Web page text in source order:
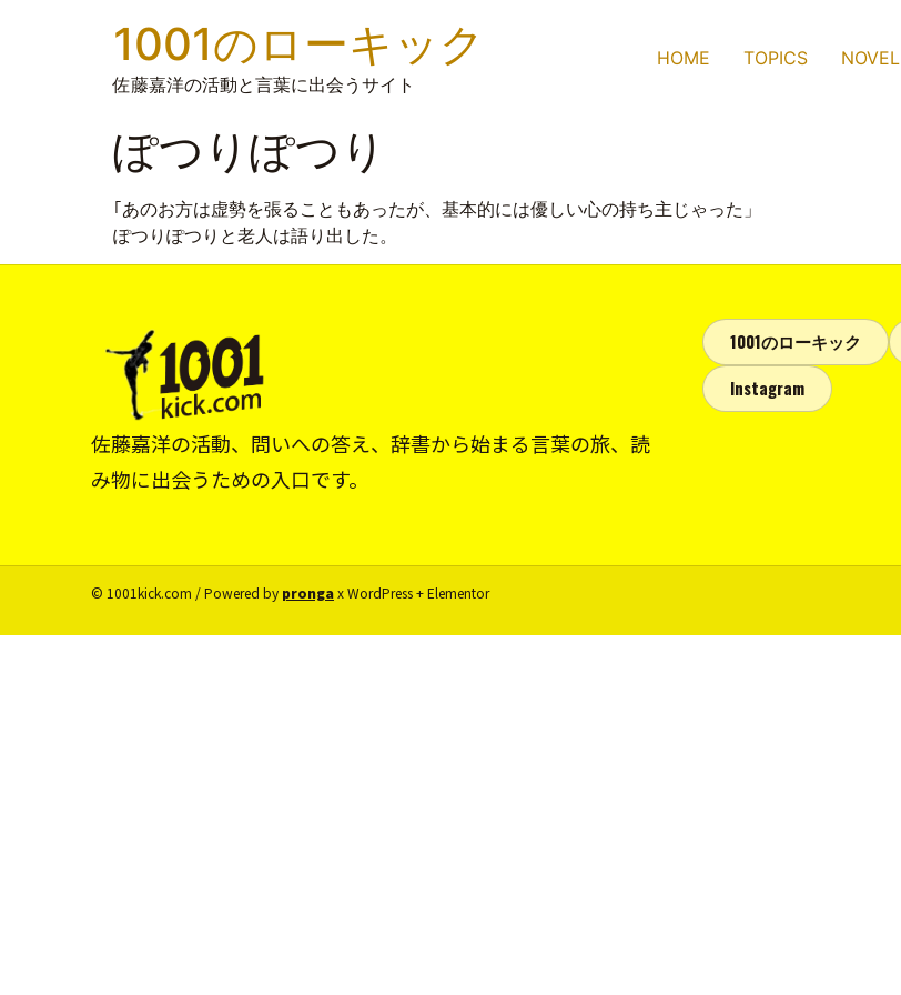
1001のローキック
佐藤嘉洋の活動と言葉に出会うサイト
HOME TOPICS NOVEL
ぽつりぽつり
｢あのお方は虚勢を張ることもあったが、基本的には優しい心の持ち主じゃった」
ぽつりぽつりと老人は語り出した。
佐藤嘉洋の活動、問いへの答え、辞書から始まる言葉の旅、読
み物に出会うための入口です。
1001のローキック
Instagram
© 1001kick.com / Powered by prongax WordPress + Elementor